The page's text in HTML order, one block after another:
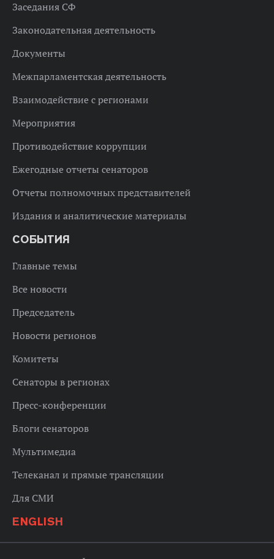
Заседания СФ
Законодательная деятельность
Документы
Межпарламентская деятельность
Взаимодействие с регионами
Мероприятия
Противодействие коррупции
Ежегодные отчеты сенаторов
Отчеты полномочных представителей
Издания и аналитические материалы
СОБЫТИЯ
Главные темы
Все новости
Председатель
Новости регионов
Комитеты
Сенаторы в регионах
Пресс-конференции
Блоги сенаторов
Мультимедиа
Телеканал и прямые трансляции
Для СМИ
ENGLISH